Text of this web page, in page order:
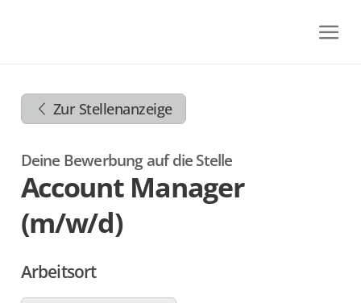
Zur
Navigation
springen
Zum
Footer
springen
Zur Stellenanzeige
Deine Bewerbung auf die Stelle
Account Manager
(m/w/d)
Arbeitsort